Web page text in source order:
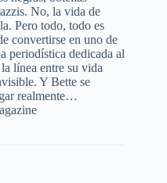
No, la vida de
Pero todo, todo es
convertirse en uno de
periodística dedicada al
línea entre su vida
Y Bette se
realmente…